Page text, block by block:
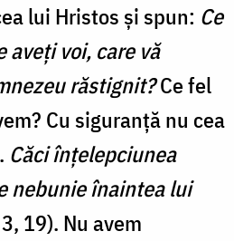
lui Hristos și spun: Ce
voi, care vă
răstignit?Ce fel
Cu siguranță nu cea
Căci înţelepciunea
nebunie înaintea lui
19). Nu avem